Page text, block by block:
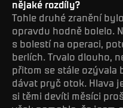
nějaké rozdíly?
Tohle druhé zranění
opravdu hodně bolelo.
s bolestí na operaci,
berlích. Trvalo dlouho,
přitom se stále ozývala
dávat pryč otok. Hlava
si těmi devíti měsíci